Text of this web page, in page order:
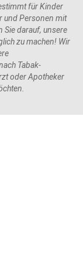
für Kinder
und Personen mit
Sie darauf, unsere
zu machen! Wir
Tabak-
oder Apotheker